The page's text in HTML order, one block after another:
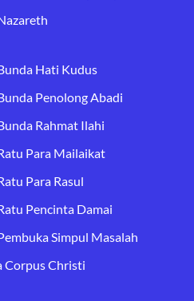
Hati Kudus
Penolong Abadi
Rahmat Ilahi
Para Mailaikat
Para Rasul
Pencinta Damai
Simpul Masalah
Corpus Christi